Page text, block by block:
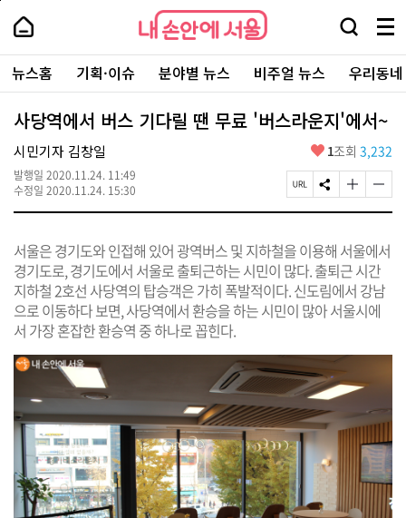
본
로
가
내
손
안
에
서
울
-
서
울
시
대
표
소
포
털
내
손
에
울
검
창
열
기
메
뉴
전
체
보
주
요
서
뉴스홈 기획·이슈 분야별 뉴스 비주얼 뉴스 우리동
사당역에서 버스 기다릴 땐 무료 '버스라운지'에서~
시민기자 김창일
발행일 2020.11.24. 11:49
수정일 2020.11.24. 15:30
좋
요
1조회 3,232
페
이
R
L
복
사
S
N
유
하
기
글
자
크
게
변
경
하
글
자
작
게
변
경
하
서울은 경기도와 인접해 있어 광역버스 및 지하철을 이용해 서울에서
경기도로, 경기도에서 서울로 출퇴근하는 시민이 많다. 출퇴근 시간
지하철 2호선 사당역의 탑승객은 가히 폭발적이다. 신도림에서 강남
으로 이동하다 보면, 사당역에서 환승을 하는 시민이 많아 서울시에
서 가장 혼잡한 환승역 중 하나로 꼽힌다.
페
상
단
로